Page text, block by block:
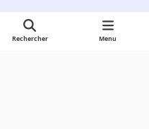
Rechercher Menu